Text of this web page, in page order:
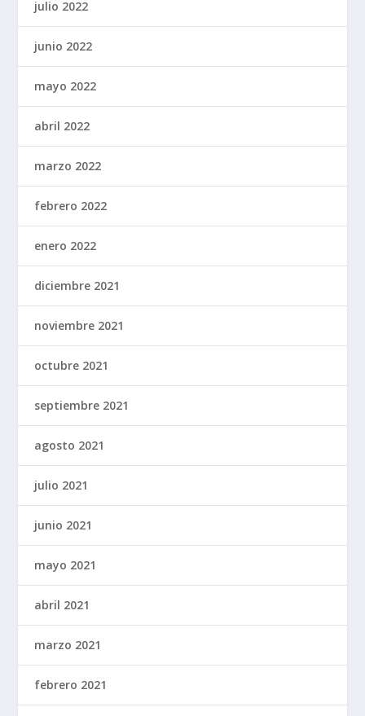
julio 2022
junio 2022
mayo 2022
abril 2022
marzo 2022
febrero 2022
enero 2022
diciembre 2021
noviembre 2021
octubre 2021
septiembre 2021
agosto 2021
julio 2021
junio 2021
mayo 2021
abril 2021
marzo 2021
febrero 2021